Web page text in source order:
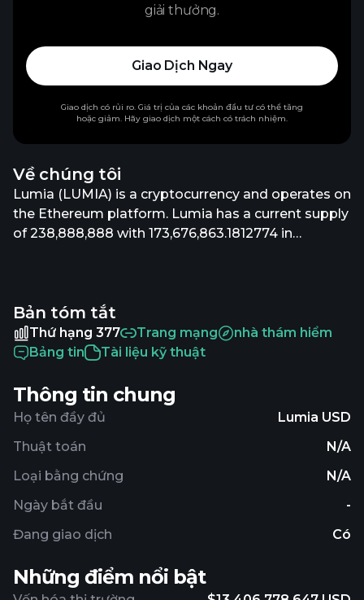
Về chúng tôi
Lumia (LUMIA) is a cryptocurrency and operates on
the Ethereum platform. Lumia has a current supply
of 238,888,888 with 173,676,863.1812774 in
with $4,583,878.74 traded over the last 24 hours.
More information can be found at
https://lumia.org/.
Bản tóm tắt
Thứ hạng 377 Trang mạng
nhà thám hiểm
Bảng tin
Tài liệu kỹ thuật
Thông tin chung
Họ tên đầy đủ
Lumia USD
Thuật toán
N/A
Loại bằng chứng
N/A
Ngày bắt đầu
-
Đang giao dịch
Có
Những điểm nổi bật
giải thưởng.
Giao Dịch Ngay
Giao dịch có rủi ro. Giá trị của các khoản đầu tư có thể tăng
hoặc giảm. Hãy giao dịch một cách có trách nhiệm.